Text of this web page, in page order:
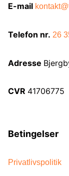
E-mail
Telefon nr. 26
Adresse
CVR 41706775
Betingelser
Privatlivspolitik